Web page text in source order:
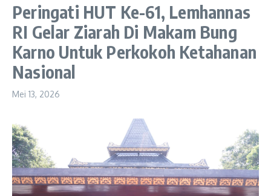
Peringati HUT Ke-61, Lemhannas
RI Gelar Ziarah Di Makam Bung
Karno Untuk Perkokoh Ketahanan
Nasional
Mei 13, 2026